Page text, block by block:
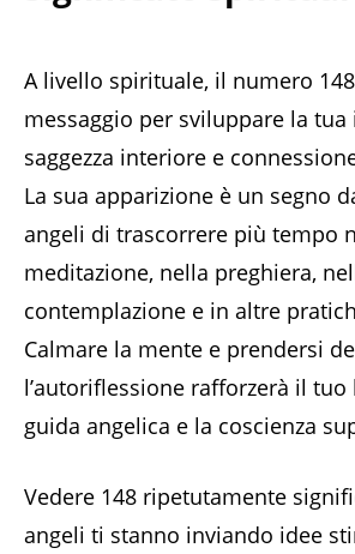
A livello spirituale, il numero
messaggio per sviluppare la tua
saggezza interiore e
La sua apparizione è un segno
angeli di trascorrere più tempo
meditazione, nella preghiera,
contemplazione e in altre
Calmare la mente e prendersi
l’autoriflessione rafforzerà il tuo
guida angelica e la coscienza
Vedere 148 ripetutamente
angeli ti stanno inviando idee